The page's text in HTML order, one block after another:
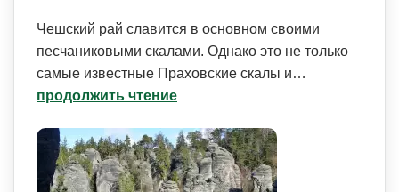
Чешский рай славится в основном своими
песчаниковыми скалами. Однако это не только
самые известные Праховские скалы и…
продолжить чтение